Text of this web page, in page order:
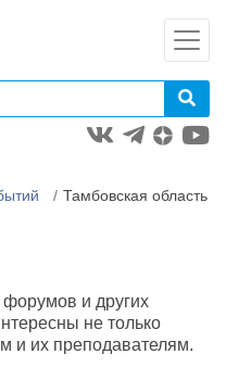
Тамбовская область
и других
не только
и их преподавателям.